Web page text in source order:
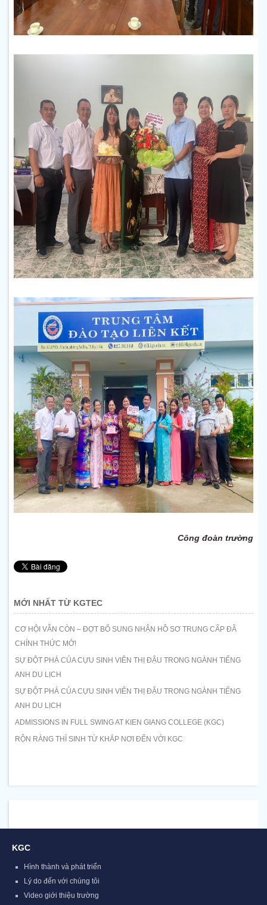
Công đoàn trường
MỚI NHẤT TỪ KGTEC
CƠ HỘI VẪN CÒN – ĐỢT BỔ SUNG NHẬN HỒ SƠ TRUNG CẤP ĐÃ
CHÍNH THỨC MỞ!
SỰ ĐỘT PHÁ CỦA CỰU SINH VIÊN THỊ ĐẬU TRONG NGÀNH TIẾNG
ANH DU LỊCH
SỰ ĐỘT PHÁ CỦA CỰU SINH VIÊN THỊ ĐẬU TRONG NGÀNH TIẾNG
ANH DU LỊCH
ADMISSIONS IN FULL SWING AT KIEN GIANG COLLEGE (KGC)
RỘN RÀNG THÍ SINH TỪ KHẮP NƠI ĐẾN VỚI KGC
KGC
Hình thành và phát triển
Lý do đến với chúng tôi
Video giới thiệu trường